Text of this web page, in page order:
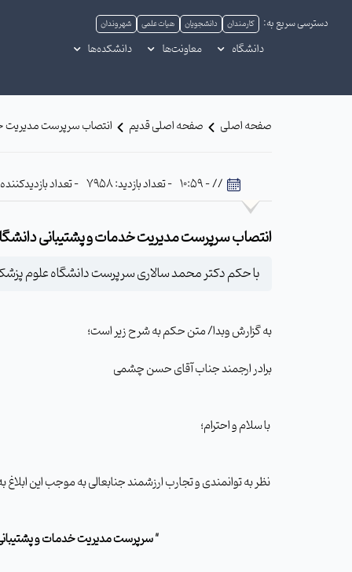
دسترسی سریع به: کارمندان دانشجویان هیات علمی شهروندان
دانشگاه معاونت‌ها دانشکده‌ها
صفحه اصلی صفحه اصلی قدیم انتصاب سرپرست مدیریت
// - 10:59 - تعداد بازدید: 7958 - تعداد بازدیدکننده: 631
انتصاب سرپرست مدیریت خدمات و پشتیبانی
با حکم دکتر محمد سالاری سرپرست دانشگاه علوم
به گزارش وبدا/ متن حکم به شرح زیر است؛
برادر ارجمند جناب آقای حسن چشمی
با سلام و احترام؛
نظر به توانمندی و تجارب ارزشمند جنابعالی به موجب این ابلاغ
" سرپرست مدیریت خدمات و